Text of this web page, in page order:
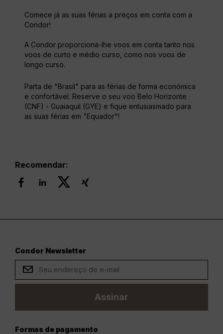
Comece já as suas férias a preços em conta com a
Condor!
A Condor proporciona-lhe voos em conta tanto nos
voos de curto e médio curso, como nos voos de
longo curso.
Parta de "Brasil" para as férias de forma económica
e confortável. Reserve o seu voo Belo Horizonte
(CNF) - Guaiaquil (GYE) e fique entusiasmado para
as suas férias em "Equador"!
Recomendar:
Condor Newsletter
Assinar
Formas de pagamento